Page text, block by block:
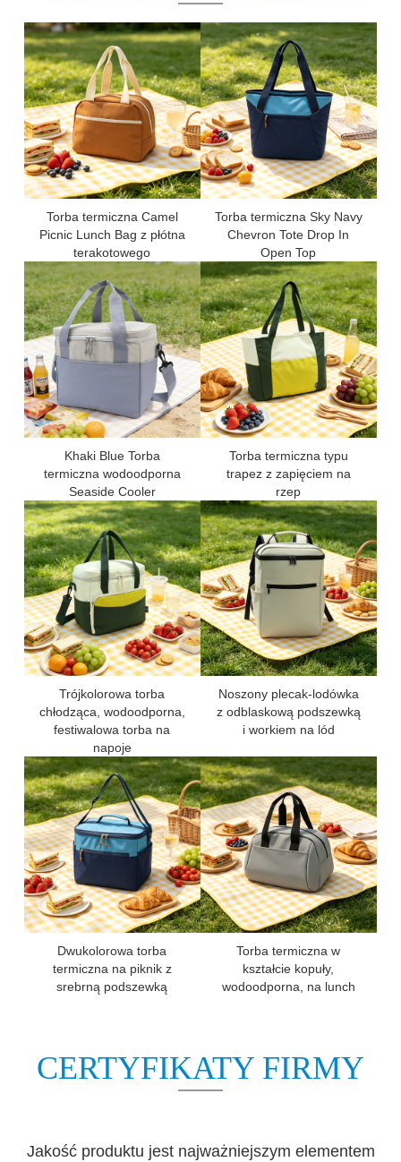
Torba termiczna Camel
Picnic Lunch Bag z płótna
terakotowego
Torba termiczna Sky Navy
Chevron Tote Drop In
Open Top
Khaki Blue Torba
termiczna wodoodporna
Seaside Cooler
Torba termiczna typu
trapez z zapięciem na
rzep
Trójkolorowa torba
chłodząca, wodoodporna,
festiwalowa torba na
napoje
Noszony plecak-lodówka
z odblaskową podszewką
i workiem na lód
Dwukolorowa torba
termiczna na piknik z
srebrną podszewką
Torba termiczna w
kształcie kopuły,
wodoodporna, na lunch
CERTYFIKATY FIRMY
Jakość produktu jest najważniejszym elementem